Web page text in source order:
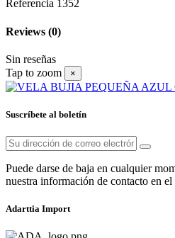
Referencia 1352
Reviews (0)
Sin reseñas
Tap to zoom
×
Suscríbete al boletín
Puede darse de baja en cualquier
nuestra información de contacto en el
Adarttia Import